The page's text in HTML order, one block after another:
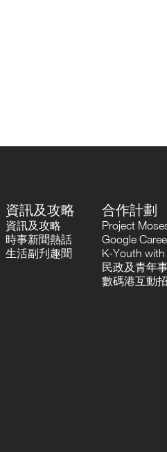
資訊及攻略
資訊及攻略
時事新聞熱話
生活副刋趣聞
合作計劃
Project
Google
K-Youth with
民政及青年
數碼港互動